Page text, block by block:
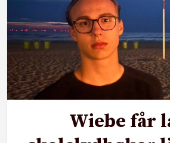
Wiebe får